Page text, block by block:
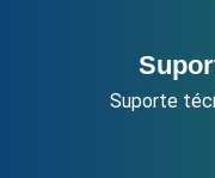
Suporte